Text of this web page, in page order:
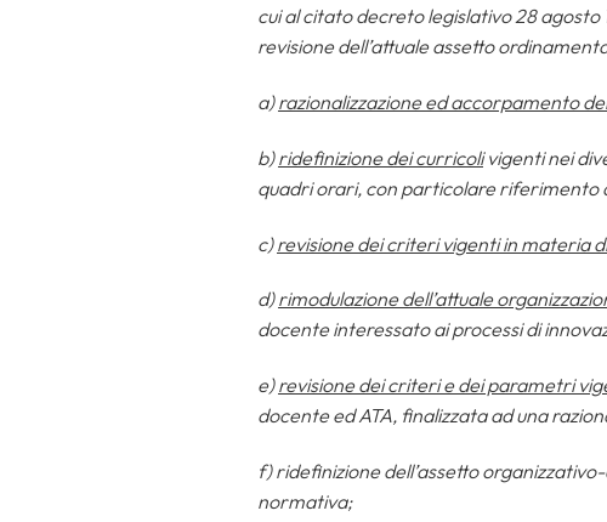
cui al citato decreto legislativo 28 agosto
revisione dell’attuale assetto
a)razionalizzazione ed accorpamento
b)ridefinizione dei curricolivigenti nei
quadri orari, con particolare riferimento
c)revisione dei criteri vigenti in materia
d)rimodulazione dell’attuale
docente interessato ai processi di
e)revisione dei criteri e dei parametri
docente ed ATA, finalizzata ad una
f) ridefinizione dell’assetto
normativa;